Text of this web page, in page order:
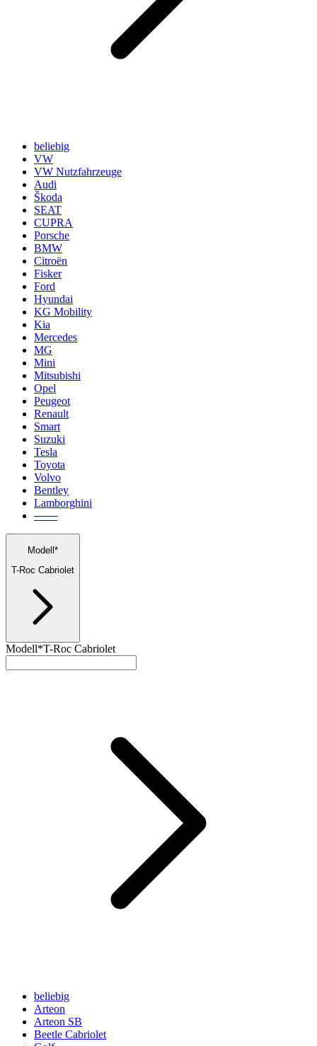
beliebig
VW
VW Nutzfahrzeuge
Audi
Škoda
SEAT
CUPRA
Porsche
BMW
Citroën
Fisker
Ford
Hyundai
KG Mobility
Kia
Mercedes
MG
Mini
Mitsubishi
Opel
Peugeot
Renault
Smart
Suzuki
Tesla
Toyota
Volvo
Bentley
Lamborghini
───
Modell*
T-Roc Cabriolet
Modell*T-Roc Cabriolet
beliebig
Arteon
Arteon SB
Beetle Cabriolet